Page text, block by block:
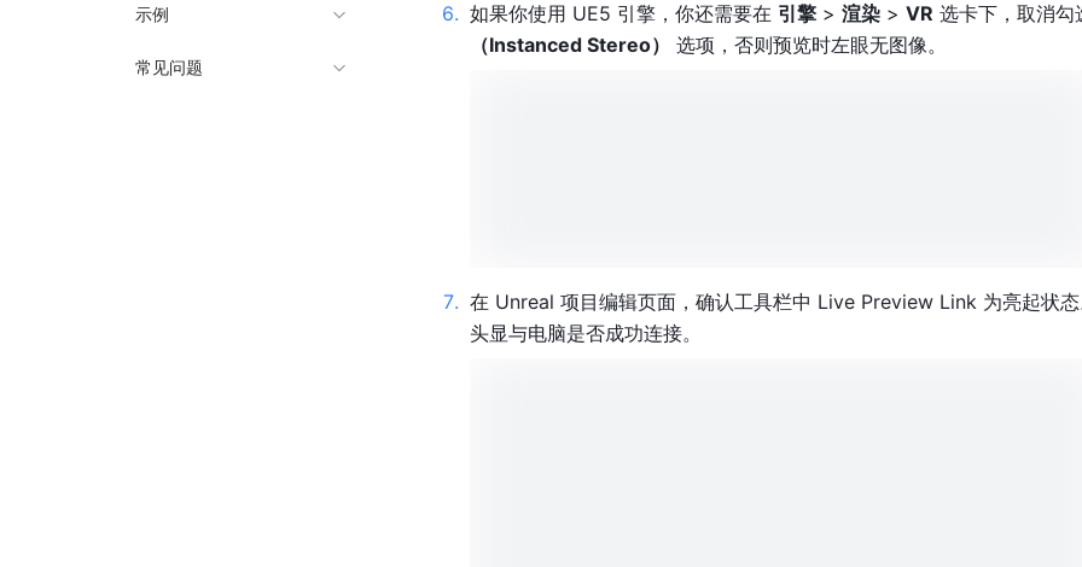
示例
常见问题
6. 如果你使用 UE5 引擎，你还需要在 引擎 > 渲染 > VR 选卡下，取消勾
（Instanced Stereo）
选项，否则预览时左眼无图像。
7. 在 Unreal 项目编辑页面，确认工具栏中 Live Preview Link 为亮起状
头显与电脑是否成功连接。